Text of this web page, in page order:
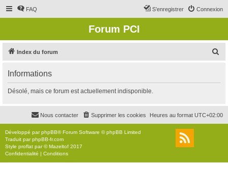
FAQ Connexion
S’enregistrer
Forum PCI
Index du forum
r
c
r
Informations
Désolé, mais ce forum est actuellement indisponible.
Heures au format UTC+02:00
Supprimer les cookies
Nous contacter
Développé parphpBB® Forum Software © phpBB Limited
Traduit parphpBB-fr.com
Style proflat par ©Mazeltof 2017
Confidentialité | Conditions